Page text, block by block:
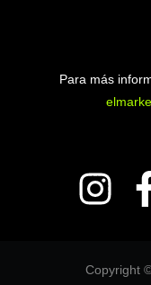
Para más
Copyright